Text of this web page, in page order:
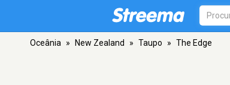
Oceânia » New Zealand » Taupo » The Edge